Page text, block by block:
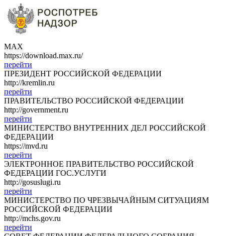
МАХ
https://download.max.ru/
перейти
ПРЕЗИДЕНТ РОССИЙСКОЙ ФЕДЕРАЦИИ
http://kremlin.ru
перейти
ПРАВИТЕЛЬСТВО РОССИЙСКОЙ ФЕДЕРАЦИИ
http://government.ru
перейти
МИНИСТЕРСТВО ВНУТРЕННИХ ДЕЛ РОССИЙСКОЙ
ФЕДЕРАЦИИ
https://mvd.ru
перейти
ЭЛЕКТРОННОЕ ПРАВИТЕЛЬСТВО РОССИЙСКОЙ
ФЕДЕРАЦИИ ГОС.УСЛУГИ
http://gosuslugi.ru
перейти
МИНИСТЕРСТВО ПО ЧРЕЗВЫЧАЙНЫМ СИТУАЦИЯМ
РОССИЙСКОЙ ФЕДЕРАЦИИ
http://mchs.gov.ru
перейти